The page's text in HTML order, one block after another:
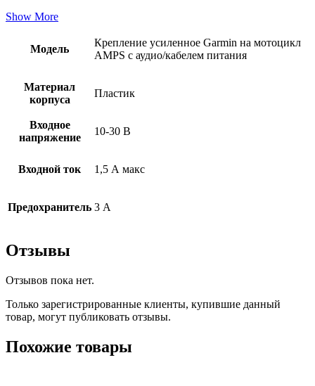
Show More
Модель
Крепление усиленное Garmin на мотоцикл
AMPS с аудио/кабелем питания
Материал
корпуса
Пластик
Входное
напряжение
10-30 В
Входной ток 1,5 А макс
Предохранитель 3 А
Отзывы
Отзывов пока нет.
Только зарегистрированные клиенты, купившие данный
товар, могут публиковать отзывы.
Похожие товары